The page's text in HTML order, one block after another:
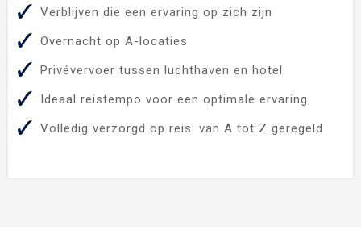
Verblijven die een ervaring op zich zijn
Overnacht op A-locaties
Privévervoer tussen luchthaven en hotel
Ideaal reistempo voor een optimale ervaring
Volledig verzorgd op reis: van A tot Z geregeld